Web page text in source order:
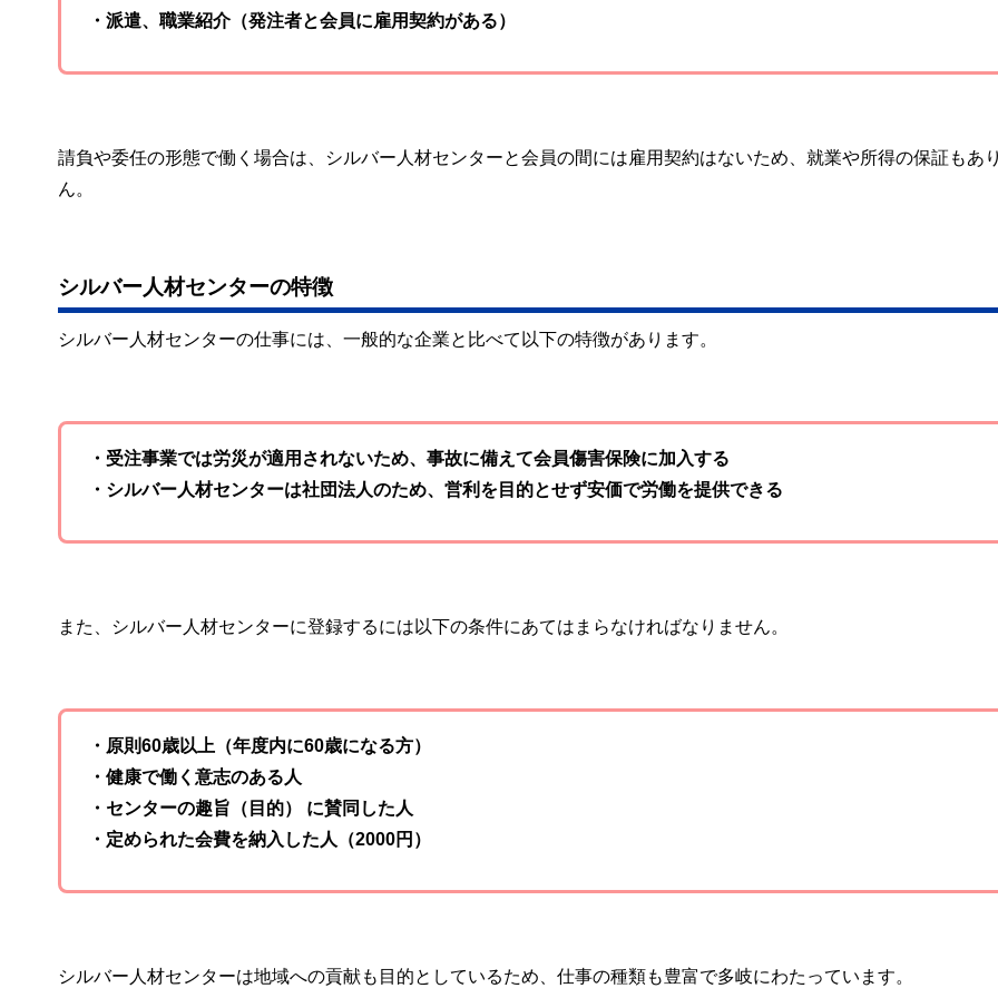
・派遣、職業紹介（発注者と会員に雇用契約がある）
請負や委任の形態で働く場合は、シルバー人材センターと会員の間には雇用契約はないため、就業や所得の保証もあ
ん。
シルバー人材センターの特徴
シルバー人材センターの仕事には、一般的な企業と比べて以下の特徴があります。
・受注事業では労災が適用されないため、事故に備えて会員傷害保険に加入する
・シルバー人材センターは社団法人のため、営利を目的とせず安価で労働を提供できる
また、シルバー人材センターに登録するには以下の条件にあてはまらなければなりません。
・原則60歳以上（年度内に60歳になる方）
・健康で働く意志のある人
・センターの趣旨（目的） に賛同した人
・定められた会費を納入した人（2000円）
シルバー人材センターは地域への貢献も目的としているため、仕事の種類も豊富で多岐にわたっています。